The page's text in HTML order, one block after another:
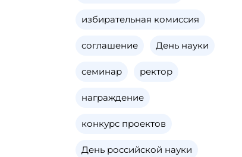
избирательная комиссия
соглашение День науки
семинар ректор
награждение
конкурс проектов
День российской науки